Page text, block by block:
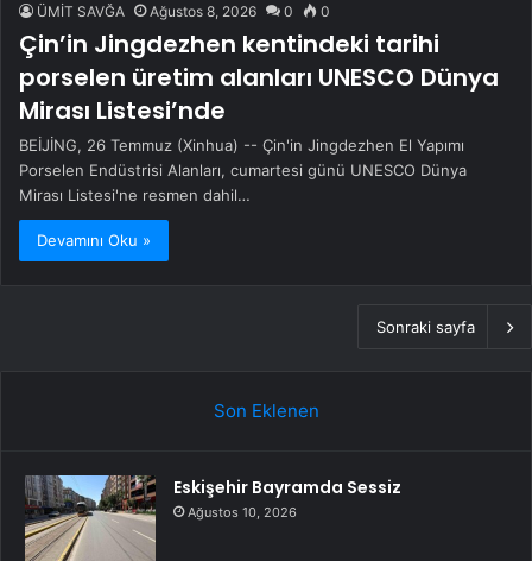
ÜMİT SAVĞA Ağustos 8, 2026 0 0
Çin’in Jingdezhen kentindeki tarihi
porselen üretim alanları UNESCO Dünya
Mirası Listesi’nde
BEİJİNG, 26 Temmuz (Xinhua) -- Çin'in Jingdezhen El Yapımı
Porselen Endüstrisi Alanları, cumartesi günü UNESCO Dünya
Mirası Listesi'ne resmen dahil…
Devamını Oku »
Sonraki sayfa
Son Eklenen
Eskişehir Bayramda Sessiz
Ağustos 10, 2026